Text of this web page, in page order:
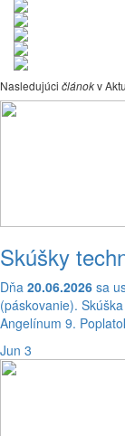
Nasledujúci článokv
Skúšky
Dňa 20.06.2026 sa
(páskovanie).
Angelínum 9.
Jun 3